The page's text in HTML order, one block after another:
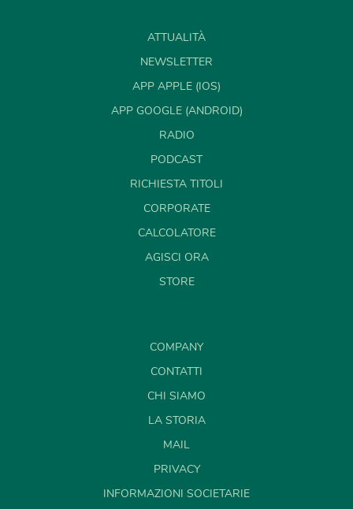
ATTUALITÀ
NEWSLETTER
APP APPLE (IOS)
APP GOOGLE (ANDROID)
RADIO
PODCAST
RICHIESTA TITOLI
CORPORATE
CALCOLATORE
AGISCI ORA
STORE
COMPANY
CONTATTI
CHI SIAMO
LA STORIA
MAIL
PRIVACY
INFORMAZIONI SOCIETARIE